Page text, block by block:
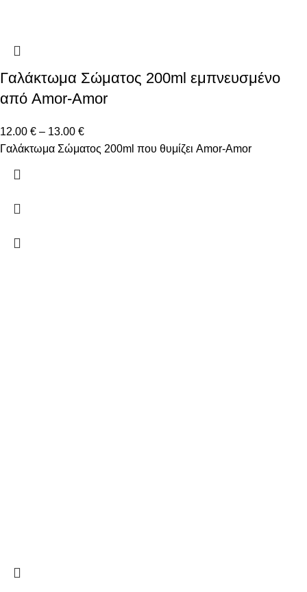
Γαλάκτωμα Σώματος 200ml εμπνευσμένο
από Amor-Amor
12.00 € – 13.00 €
Γαλάκτωμα Σώματος 200ml που θυμίζει Amor-Amor